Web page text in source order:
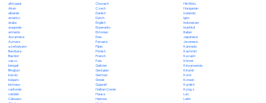
africaans
Akan
albanés
amárico
árabe
aragonés
armenio
Assamese
Aymara
azerbaiyano
Bambara
Bashkir
vasco
bengalí
Bhojpuri
bosnio
búlgaro
birmano
cantonés
catalán
Cebuano
Chuvash
Czech
Danish
Dutch
English
Esperanto
Estonian
Ewe
Faroese
Fijian
Finnish
French
Fula
Galician
Georgian
German
Greek
Gujarati
Haitian Creole
Hausa
Hebrew
Hiri Motu
Hungarian
Icelandic
Igbo
Indonesian
Inuktitut
Italian
Japanese
Javanese
Kannada
Kashmiri
Kazakh
Khmer
Kinyarwanda
Kirundi
Komi
Korean
Kurdish
Kyrgyz
Lao
Latin